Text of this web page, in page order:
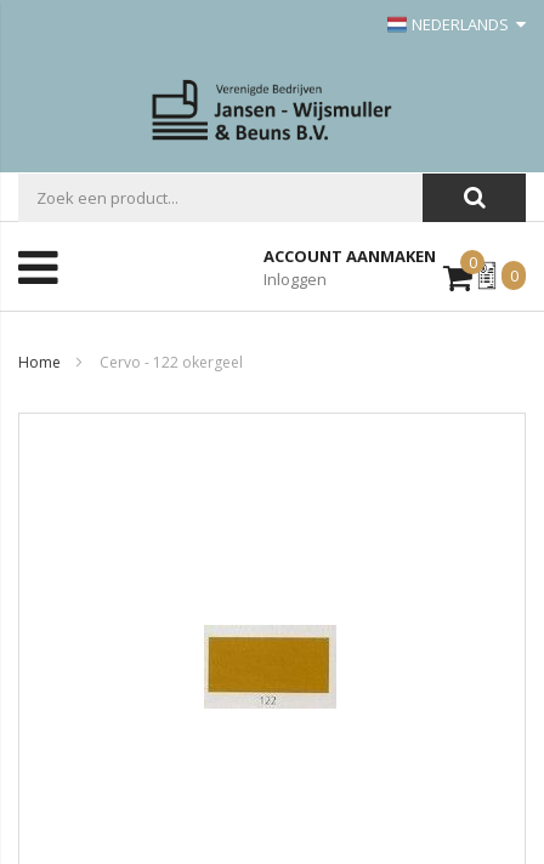
NEDERLANDS
ACCOUNT AANMAKEN
Inloggen
0Mijn
Offerte
0
Home Cervo - 122 okergeel